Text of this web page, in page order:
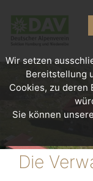
Die
Wir setzen
Bereitstellung
Cookies, zu deren
Sie können